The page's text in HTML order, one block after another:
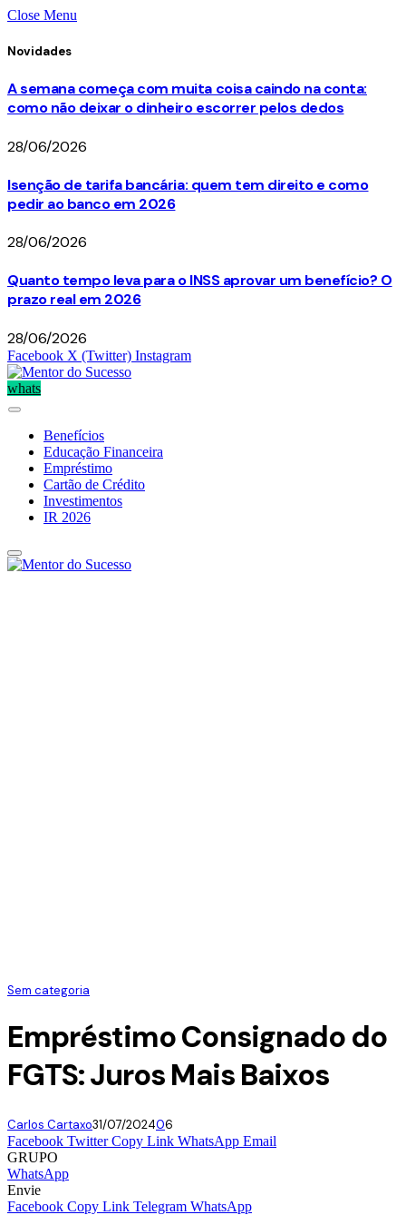
Close Menu
Novidades
A semana começa com muita coisa caindo na conta:
como não deixar o dinheiro escorrer pelos dedos
28/06/2026
Isenção de tarifa bancária: quem tem direito e como
pedir ao banco em 2026
28/06/2026
Quanto tempo leva para o INSS aprovar um benefício? O
prazo real em 2026
28/06/2026
Facebook X (Twitter) Instagram
whats
Benefícios
Educação Financeira
Empréstimo
Cartão de Crédito
Investimentos
IR 2026
Sem categoria
Empréstimo Consignado do
FGTS: Juros Mais Baixos
Carlos Cartaxo31/07/202406
Facebook Twitter Copy Link WhatsApp Email
GRUPO
WhatsApp
Envie
Facebook Copy Link Telegram WhatsApp